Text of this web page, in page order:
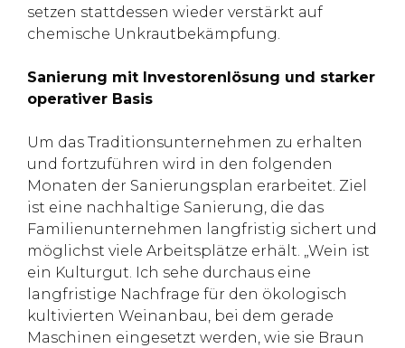
setzen stattdessen wieder verstärkt auf
chemische Unkrautbekämpfung.
Sanierung mit Investorenlösung und starker
operativer Basis
Um das Traditionsunternehmen zu erhalten
und fortzuführen wird in den folgenden
Monaten der Sanierungsplan erarbeitet. Ziel
ist eine nachhaltige Sanierung, die das
Familienunternehmen langfristig sichert und
möglichst viele Arbeitsplätze erhält. „Wein ist
ein Kulturgut. Ich sehe durchaus eine
langfristige Nachfrage für den ökologisch
kultivierten Weinanbau, bei dem gerade
Maschinen eingesetzt werden, wie sie Braun